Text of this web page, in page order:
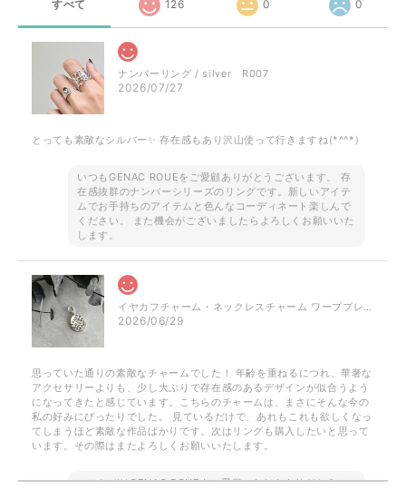
すべて 126 0 0
ナンバーリング / silver R007
2026/07/27
とっても素敵なシルバー✨ 存在感もあり沢山使って行きますね(*^^*)
いつもGENAC ROUEをご愛顧ありがとうございます。 存
在感抜群のナンバーシリーズのリングです。新しいアイテ
ムでお手持ちのアイテムと色んなコーディネート楽しんで
ください。 また機会がございましたらよろしくお願いいた
します。
イヤカフチャーム・ネックレスチャーム ワーププレート / silver NP023 P050
2026/06/29
思っていた通りの素敵なチャームでした！ 年齢を重ねるにつれ、華奢な
アクセサリーよりも、少し大ぶりで存在感のあるデザインが似合うよう
になってきたと感じています。こちらのチャームは、まさにそんな今の
私の好みにぴったりでした。 見ているだけで、あれもこれも欲しくなっ
てしまうほど素敵な作品ばかりです。次はリングも購入したいと思って
います。その際はまたよろしくお願いいたします。
このたびはGENAC ROUEをご愛顧いただきありがとうご